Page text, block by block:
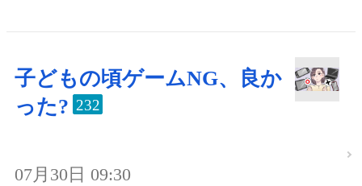
子どもの頃ゲームNG、良か
った? 232
07月30日 09:30